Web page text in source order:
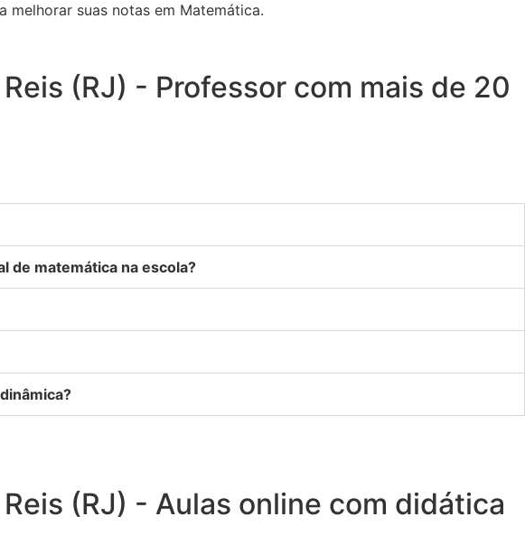
suas notas em Matemática.
(RJ) - Professor com mais de 20
de matemática na escola?
(RJ) - Aulas online com didática